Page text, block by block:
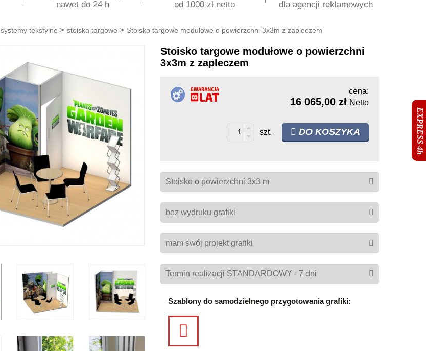
EXPRESS 4h
nawet do 24 h
od 1000 zł netto
dla agencji reklamowych
systemy tekstylne stoiska targowe Stoisko targowe modułowe o powierzchni 3x3m z zapleczem
Stoisko targowe modułowe o powierzchni
3x3m z zapleczem
cena:
16 065,00 zł Netto
szt. DO KOSZYKA
Szablony do samodzielnego przygotowania grafiki: